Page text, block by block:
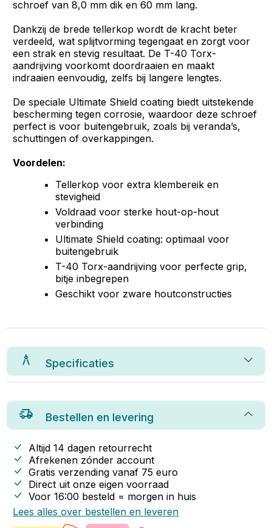
schroef van 8,0 mm dik en 60 mm lang.
Dankzij de brede tellerkop wordt de kracht beter
verdeeld, wat splijtvorming tegengaat en zorgt voor
een strak en stevig resultaat. De T-40 Torx-
aandrijving voorkomt doordraaien en maakt
indraaien eenvoudig, zelfs bij langere lengtes.
De speciale Ultimate Shield coating biedt uitstekende
bescherming tegen corrosie, waardoor deze schroef
perfect is voor buitengebruik, zoals bij veranda’s,
schuttingen of overkappingen.
Voordelen:
Tellerkop voor extra klembereik en
stevigheid
Voldraad voor sterke hout-op-hout
verbinding
Ultimate Shield coating: optimaal voor
buitengebruik
T-40 Torx-aandrijving voor perfecte grip,
bitje inbegrepen
Geschikt voor zware houtconstructies
Specificaties
Bestellen en levering
Altijd 14 dagen retourrecht
Afrekenen zónder account
Gratis verzending vanaf 75 euro
Direct uit onze eigen voorraad
Voor 16:00 besteld = morgen in huis
Lees alles over bestellen en leveren